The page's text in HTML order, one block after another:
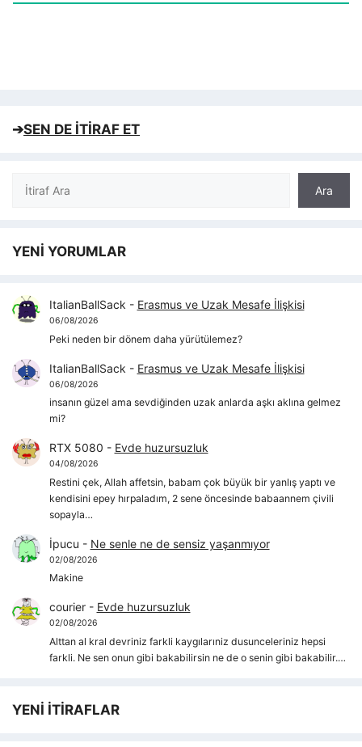
➔SEN DE İTİRAF ET
Ara
Ara
YENİ YORUMLAR
ItalianBallSack - Erasmus ve Uzak Mesafe İlişkisi
06/08/2026
Peki neden bir dönem daha yürütülemez?
ItalianBallSack - Erasmus ve Uzak Mesafe İlişkisi
06/08/2026
insanın güzel ama sevdiğinden uzak anlarda aşkı aklına gelmez
mi?
RTX 5080 - Evde huzursuzluk
04/08/2026
Restini çek, Allah affetsin, babam çok büyük bir yanlış yaptı ve
kendisini epey hırpaladım, 2 sene öncesinde babaannem çivili
sopayla…
İpucu - Ne senle ne de sensiz yaşanmıyor
02/08/2026
Makine
courier- Evde huzursuzluk
02/08/2026
Alttan al kral devriniz farkli kaygılarıniz dusunceleriniz hepsi
farkli. Ne sen onun gibi bakabilirsin ne de o senin gibi bakabilir.…
YENİ İTİRAFLAR